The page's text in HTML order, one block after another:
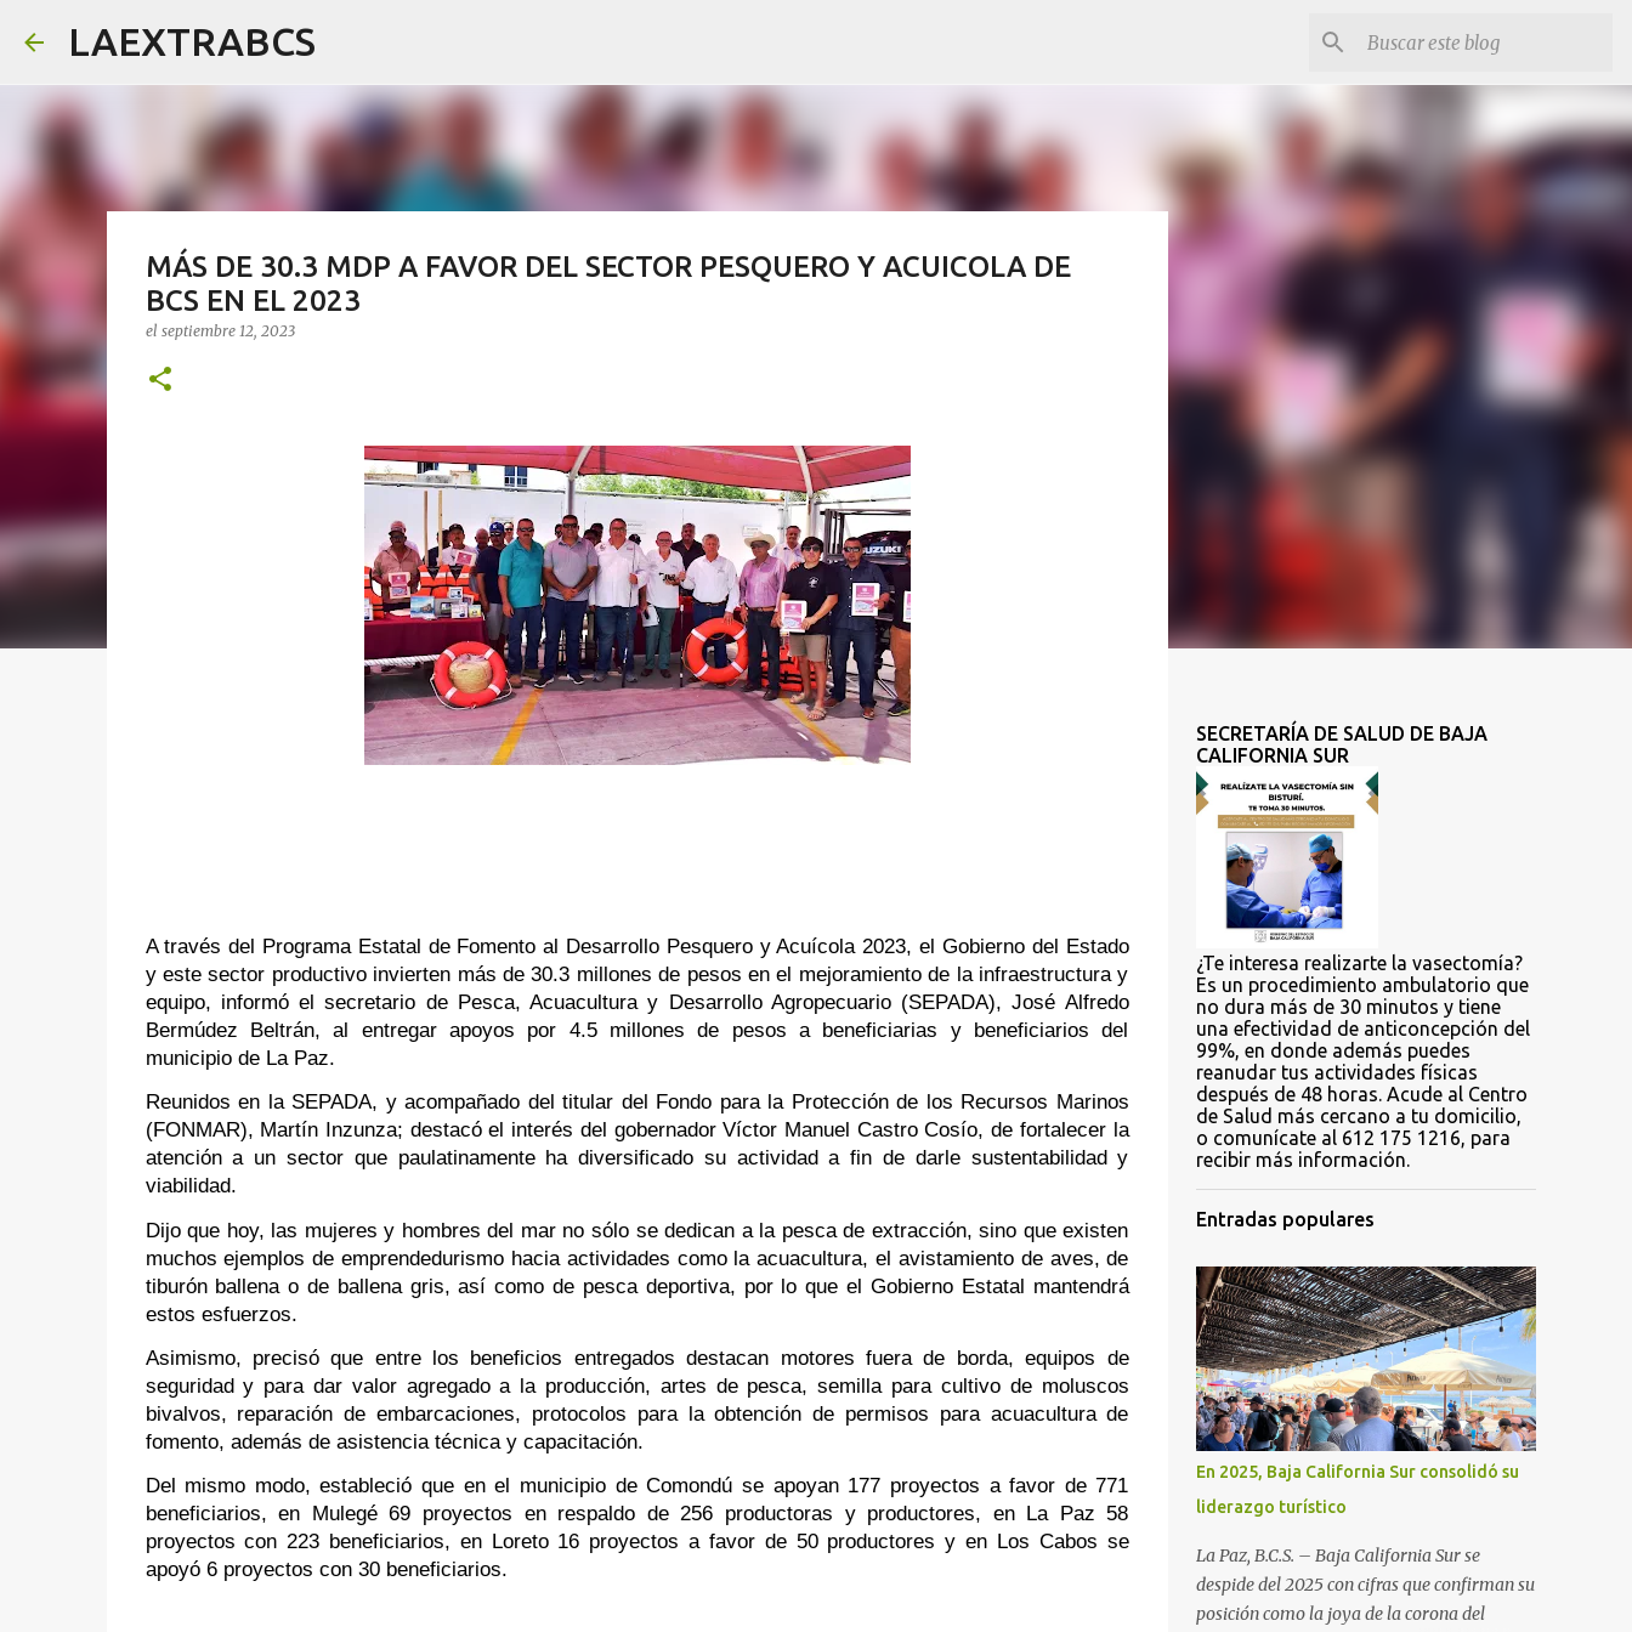
LAEXTRABCS
MÁS DE 30.3 MDP A FAVOR DEL SECTOR PESQUERO Y ACUICOLA DE
BCS EN EL 2023
el septiembre 12, 2023
A través del Programa Estatal de Fomento al Desarrollo Pesquero y Acuícola 2023, el Gobierno del Estado
y este sector productivo invierten más de 30.3 millones de pesos en el mejoramiento de la infraestructura y
equipo, informó el secretario de Pesca, Acuacultura y Desarrollo Agropecuario (SEPADA), José Alfredo
Bermúdez Beltrán, al entregar apoyos por 4.5 millones de pesos a beneficiarias y beneficiarios del
municipio de La Paz.
Reunidos en la SEPADA, y acompañado del titular del Fondo para la Protección de los Recursos Marinos
(FONMAR), Martín Inzunza; destacó el interés del gobernador Víctor Manuel Castro Cosío, de fortalecer la
atención a un sector que paulatinamente ha diversificado su actividad a fin de darle sustentabilidad y
viabilidad.
Dijo que hoy, las mujeres y hombres del mar no sólo se dedican a la pesca de extracción, sino que existen
muchos ejemplos de emprendedurismo hacia actividades como la acuacultura, el avistamiento de aves, de
tiburón ballena o de ballena gris, así como de pesca deportiva, por lo que el Gobierno Estatal mantendrá
estos esfuerzos.
Asimismo, precisó que entre los beneficios entregados destacan motores fuera de borda, equipos de
seguridad y para dar valor agregado a la producción, artes de pesca, semilla para cultivo de moluscos
bivalvos, reparación de embarcaciones, protocolos para la obtención de permisos para acuacultura de
fomento, además de asistencia técnica y capacitación.
Del mismo modo, estableció que en el municipio de Comondú se apoyan 177 proyectos a favor de 771
beneficiarios, en Mulegé 69 proyectos en respaldo de 256 productoras y productores, en La Paz 58
proyectos con 223 beneficiarios, en Loreto 16 proyectos a favor de 50 productores y en Los Cabos se
apoyó 6 proyectos con 30 beneficiarios.
SECRETARÍA DE SALUD DE BAJA
CALIFORNIA SUR
¿Te interesa realizarte la vasectomía?
Es un procedimiento ambulatorio que
no dura más de 30 minutos y tiene
una efectividad de anticoncepción del
99%, en donde además puedes
reanudar tus actividades físicas
después de 48 horas. Acude al Centro
de Salud más cercano a tu domicilio,
o comunícate al 612 175 1216, para
recibir más información.
Entradas populares
En 2025, Baja California Sur consolidó su
liderazgo turístico
La Paz, B.C.S. – Baja California Sur se
despide del 2025 con cifras que confirman su
posición como la joya de la corona del